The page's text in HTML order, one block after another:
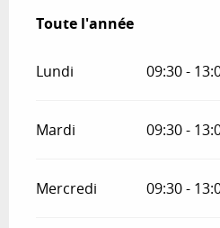
Toute l'année
Toute l'année
Lundi 09:30 -
Mardi 09:30 -
Mercredi 09:30 -